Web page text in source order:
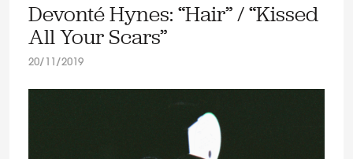
Devonté Hynes: “Hair” / “Kissed
All Your Scars”
20/11/2019